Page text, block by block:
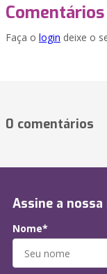
Comentários
Faça o login deixe o
0 comentários
Assine a
Nome*